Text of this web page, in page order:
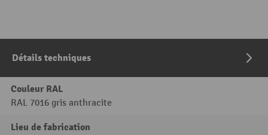
Détails techniques
Couleur RAL
RAL 7016 gris anthracite
Lieu de fabrication